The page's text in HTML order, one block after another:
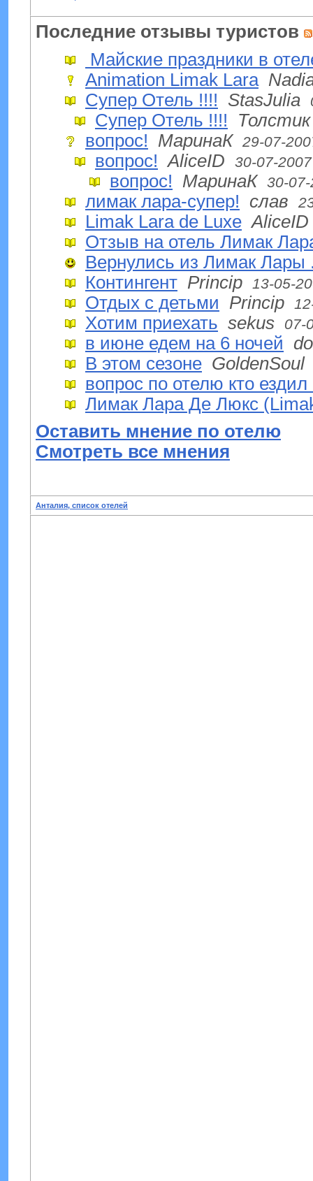
Последние отзывы туристов
Майские праздники в
Animation Limak Lara
Супер Отель !!!!
StasJulia
Супер Отель !!!!
Толстик
вопрос!
МаринаК 29-07-
вопрос! AliceID 30-07-2007
вопрос! МаринаК 30-
лимак лара-супер! слав
Limak Lara de Luxe AliceID
Отзыв на отель Лимак
Вернулись из Лимак Лары
Контингент Princip 13-05-
Отдых с детьми Princip
Хотим приехать sekus 07-
в июне едем на 6 ночей
В этом сезоне GoldenSoul
вопрос по отелю кто
Лимак Лара Де Люкс
Оставить мнение по отелю
Смотреть все мнения
Анталия, список отелей